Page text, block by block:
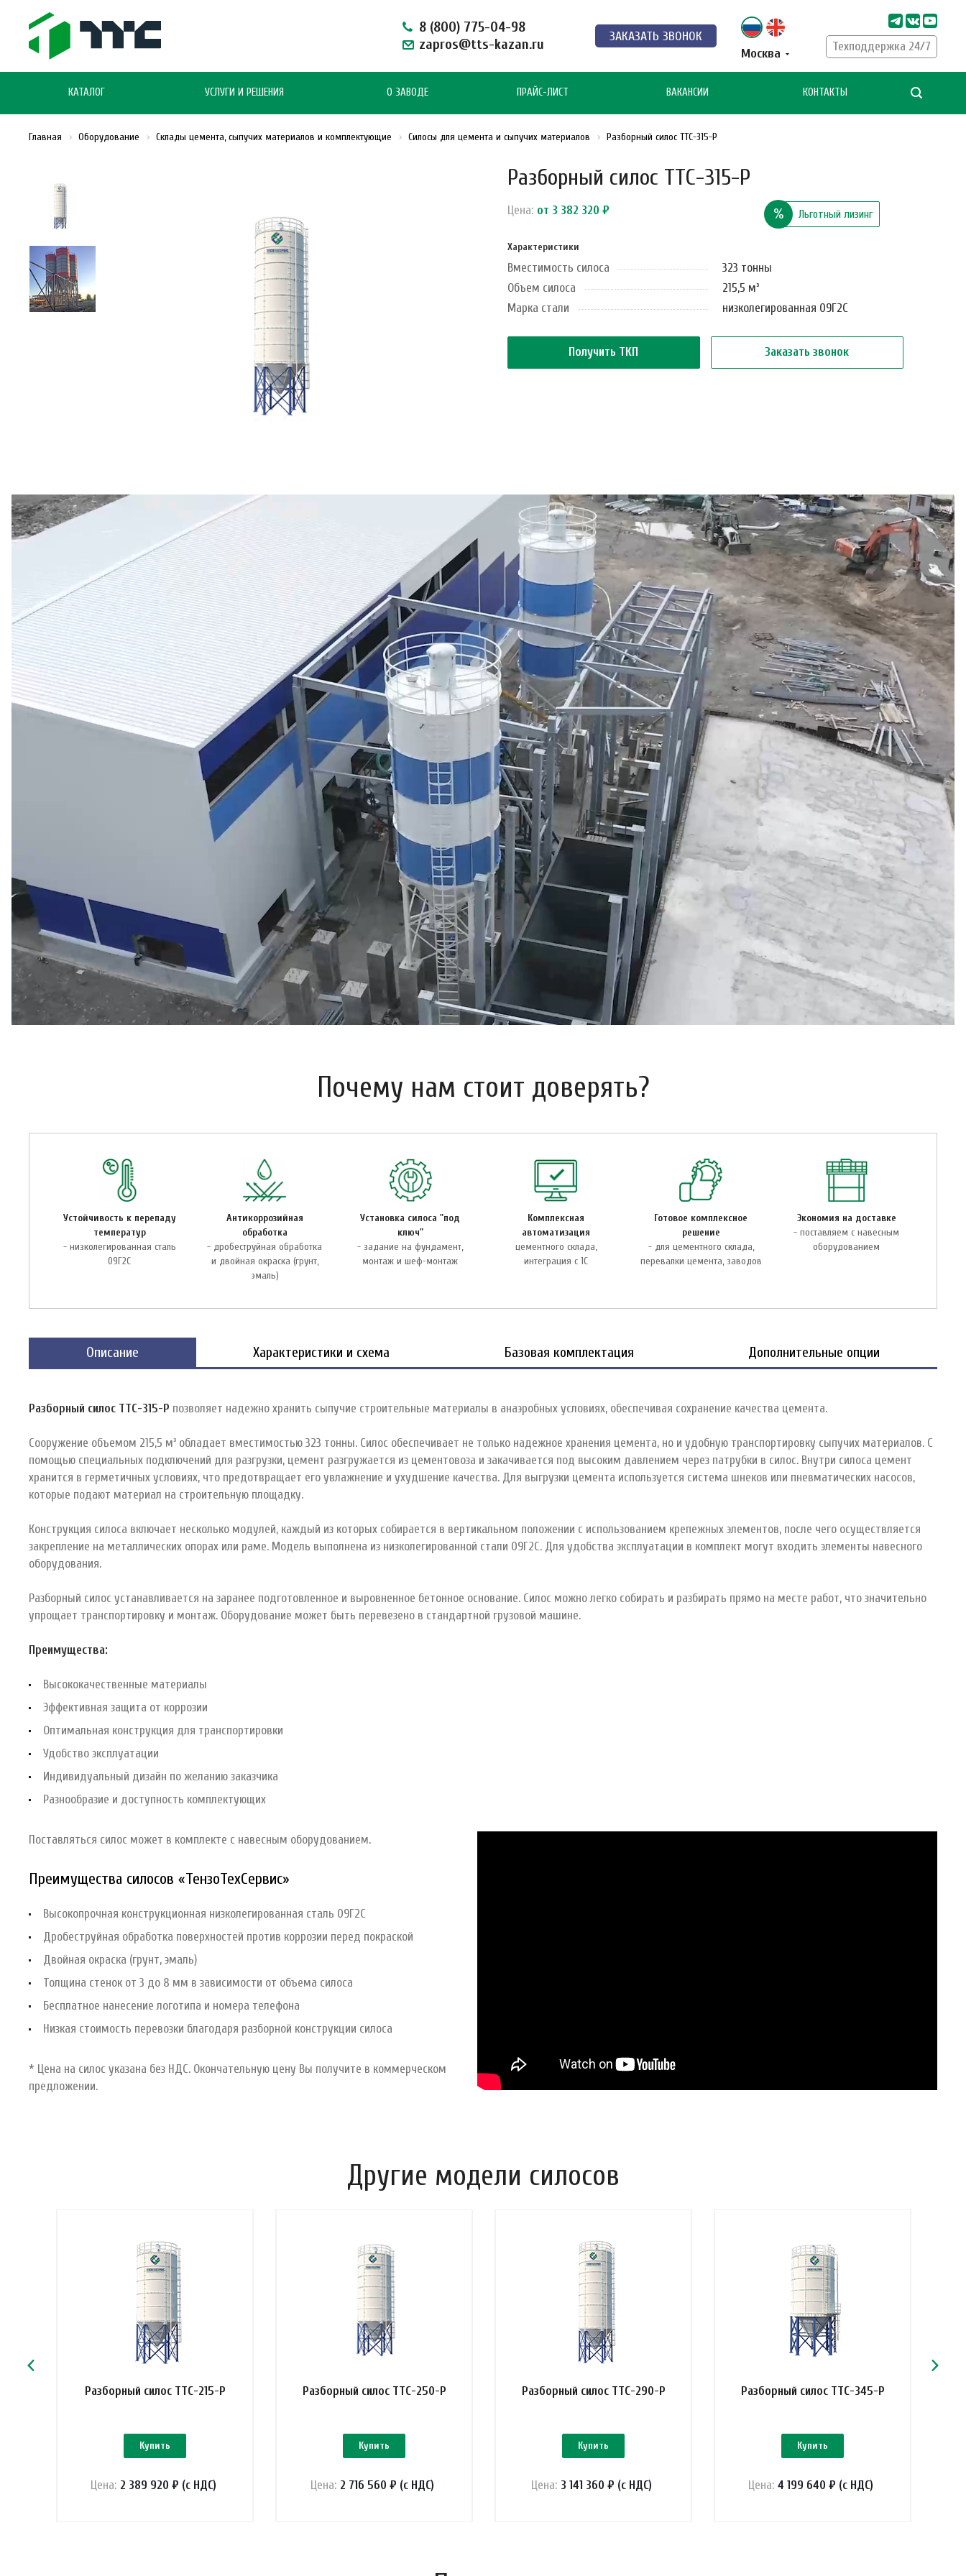
8 (800) 775-04-98
zapros@tts-kazan.ru
ЗАКАЗАТЬ ЗВОНОК
Москва
Техподдержка 24/7
КАТАЛОГ УСЛУГИ И РЕШЕНИЯ О ЗАВОДЕ ПРАЙС-ЛИСТ ВАКАНСИИ КОНТАКТЫ
Главная Оборудование Склады цемента, сыпучих материалов и комплектующие Силосы для цемента и сыпучих материалов Разборный силос ТТС-315-Р
Разборный силос ТТС-315-Р
% Льготный лизинг
Цена: от 3 382 320 ₽
Характеристики
Вместимость силоса
323 тонны
Объем силоса
215,5 м³
Марка стали
низколегированная 09Г2С
Получить ТКП Заказать звонок
Почему нам стоит доверять?
Устойчивость к перепаду
температур
- низколегированная сталь
09Г2С
Антикоррозийная
обработка
- дробеструйная обработка
и двойная окраска (грунт,
эмаль)
Установка силоса "под
ключ"
- задание на фундамент,
монтаж и шеф-монтаж
Комплексная
автоматизация
цементного склада,
интеграция с 1С
Готовое комплексное
решение
- для цементного склада,
перевалки цемента, заводов
Экономия на доставке
- поставляем с навесным
оборудованием
Описание Характеристики и схема Базовая комплектация Дополнительные опции
Разборный силос ТТС-315-Р позволяет надежно хранить сыпучие строительные материалы в анаэробных условиях, обеспечивая сохранение качества цемента.
Сооружение объемом 215,5 м³ обладает вместимостью 323 тонны. Силос обеспечивает не только надежное хранения цемента, но и удобную транспортировку сыпучих материалов. С
помощью специальных подключений для разгрузки, цемент разгружается из цементовоза и закачивается под высоким давлением через патрубки в силос. Внутри силоса цемент
хранится в герметичных условиях, что предотвращает его увлажнение и ухудшение качества. Для выгрузки цемента используется система шнеков или пневматических насосов,
которые подают материал на строительную площадку.
Конструкция силоса включает несколько модулей, каждый из которых собирается в вертикальном положении с использованием крепежных элементов, после чего осуществляется
закрепление на металлических опорах или раме. Модель выполнена из низколегированной стали 09Г2С. Для удобства эксплуатации в комплект могут входить элементы навесного
оборудования.
Разборный силос устанавливается на заранее подготовленное и выровненное бетонное основание. Силос можно легко собирать и разбирать прямо на месте работ, что значительно
упрощает транспортировку и монтаж. Оборудование может быть перевезено в стандартной грузовой машине.
Преимущества:
Высококачественные материалы
Эффективная защита от коррозии
Оптимальная конструкция для транспортировки
Удобство эксплуатации
Индивидуальный дизайн по желанию заказчика
Разнообразие и доступность комплектующих
Поставляться силос может в комплекте с навесным оборудованием.
Преимущества силосов «ТензоТехСервис»
Высокопрочная конструкционная низколегированная сталь 09Г2С
Дробеструйная обработка поверхностей против коррозии перед покраской
Двойная окраска (грунт, эмаль)
Толщина стенок от 3 до 8 мм в зависимости от объема силоса
Бесплатное нанесение логотипа и номера телефона
Низкая стоимость перевозки благодаря разборной конструкции силоса
* Цена на силос указана без НДС. Окончательную цену Вы получите в коммерческом
предложении.
Другие модели силосов
Разборный силос ТТС-215-Р
Купить
Цена: 2 389 920 ₽ (с НДС)
Разборный силос ТТС-250-Р
Купить
Цена: 2 716 560 ₽ (с НДС)
Разборный силос ТТС-290-Р
Купить
Цена: 3 141 360 ₽ (с НДС)
Разборный силос ТТС-345-Р
Купить
Цена: 4 199 640 ₽ (с НДС)